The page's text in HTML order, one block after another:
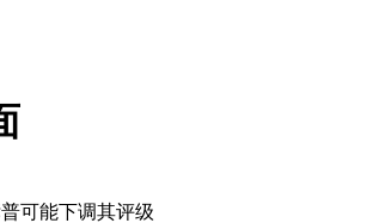
可能下调其评级